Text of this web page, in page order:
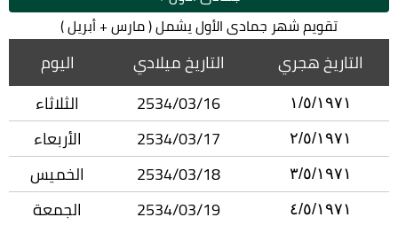
تقويم شهر جمادى الأول يشمل ( مارس + أبريل )
التاريخ هجري التاريخ ميلادي اليوم
١/٥/١٩٧١ 2534/03/16 الثلاثاء
٢/٥/١٩٧١ 2534/03/17 الأربعاء
٣/٥/١٩٧١ 2534/03/18 الخميس
٤/٥/١٩٧١ 2534/03/19 الجمعة